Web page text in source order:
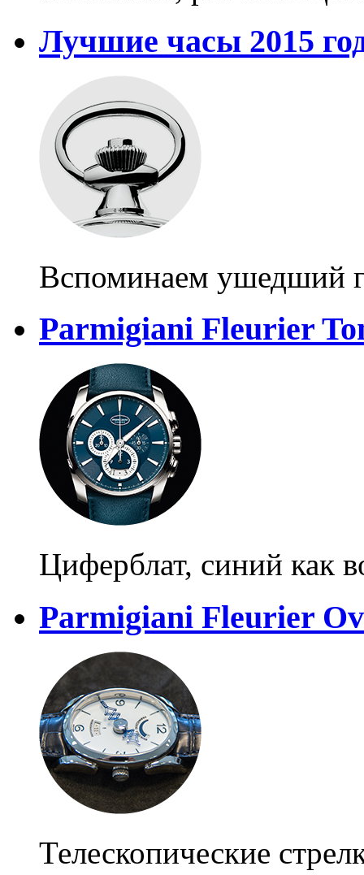
Лучшие часы 2015
Вспоминаем ушедший
Parmigiani Fleurier
Циферблат, синий как
Parmigiani Fleurier
Телескопические